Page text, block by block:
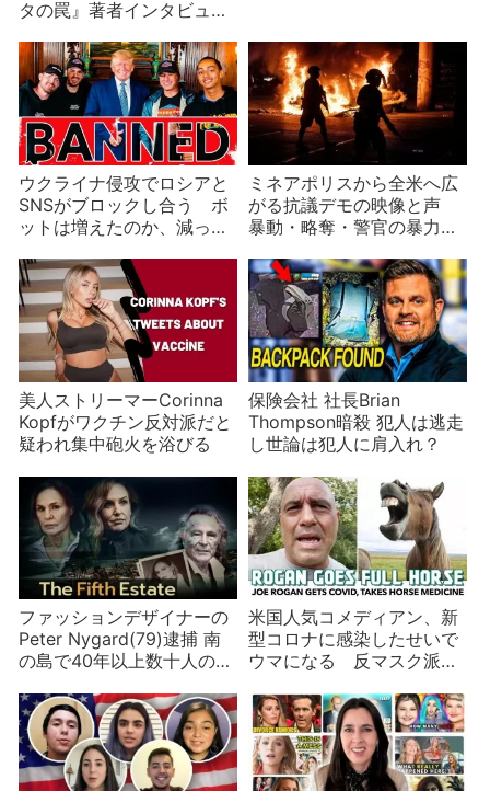
タの罠』著者インタビュー
かす！数学破壊兵器の危う
さとは？
ウクライナ侵攻でロシアと
SNSがブロックし合う ボ
ットは増えたのか、減った
ミネアポリスから全米へ広
がる抗議デモの映像と声
暴動・略奪・警官の暴力・
美人ストリーマーCorinna
Kopfがワクチン反対派だと
疑われ集中砲火を浴びる
保険会社 社長Brian
Thompson暗殺 犯人は逃走
し世論は犯人に肩入れ？
ファッションデザイナーの
Peter Nygard(79)逮捕 南
の島で40年以上数十人の女
米国人気コメディアン、新
型コロナに感染したせいで
ウマになる 反マスク派も